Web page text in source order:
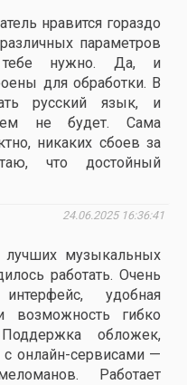
нравится гораздо
параметров
тебе нужно. Да, и
для обработки. В
русский язык, и
не будет. Сама
никаких сбоев за
что достойный
24.06.2025 16:36:41
музыкальных
работать. Очень
удобная
возможность гибко
обложек,
с онлайн-сервисами —
Работает